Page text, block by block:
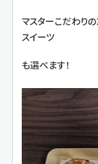
マスターこだわり
スイーツ
も選べます！